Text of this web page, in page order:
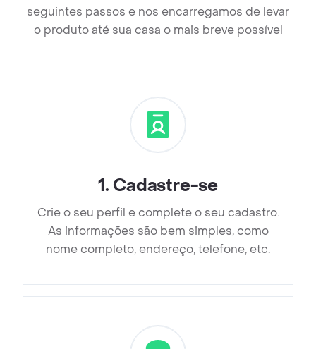
seguintes passos e nos encarregamos de levar
o produto até sua casa o mais breve possível
1. Cadastre-se
Crie o seu perfil e complete o seu cadastro.
As informações são bem simples, como
nome completo, endereço, telefone, etc.